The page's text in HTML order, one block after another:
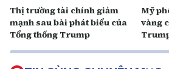
Thị trường tài chính giảm
mạnh sau bài phát biểu của
Tổng thống Trump
Mỹ
vàng